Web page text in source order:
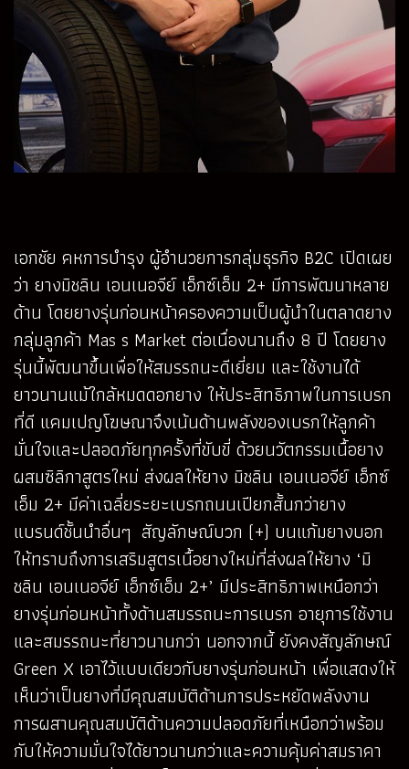
เอกชัย คหการบำรุง ผู้อำนวยการกลุ่มธุรกิจ B2C เปิดเผย
ว่า ยางมิชลิน เอนเนอจีย์ เอ็กซ์เอ็ม 2+ มีการพัฒนาหลาย
ด้าน โดยยางรุ่นก่อนหน้าครองความเป็นผู้นำในตลาดยาง
กลุ่มลูกค้า Mas s Market ต่อเนื่องนานถึง 8 ปี โดยยาง
รุ่นนี้พัฒนาขึ้นเพื่อให้สมรรถนะดีเยี่ยม และใช้งานได้
ยาวนานแม้ใกล้หมดดอกยาง ให้ประสิทธิภาพในการเบรก
ที่ดี แคมเปญโฆษณาจึงเน้นด้านพลังของเบรกให้ลูกค้า
มั่นใจและปลอดภัยทุกครั้งที่ขับขี่ ด้วยนวัตกรรมเนื้อยาง
ผสมซิลิกาสูตรใหม่ ส่งผลให้ยาง มิชลิน เอนเนอจีย์ เอ็กซ์
เอ็ม 2+ มีค่าเฉลี่ยระยะเบรกถนนเปียกสั้นกว่ายาง
แบรนด์ชั้นนำอื่นๆ สัญลักษณ์บวก (+) บนแก้มยางบอก
ให้ทราบถึงการเสริมสูตรเนื้อยางใหม่ที่ส่งผลให้ยาง ‘มิ
ชลิน เอนเนอจีย์ เอ็กซ์เอ็ม 2+’ มีประสิทธิภาพเหนือกว่า
ยางรุ่นก่อนหน้าทั้งด้านสมรรถนะการเบรก อายุการใช้งาน
และสมรรถนะที่ยาวนานกว่า นอกจากนี้ ยังคงสัญลักษณ์
Green X เอาไว้แบบเดียวกับยางรุ่นก่อนหน้า เพื่อแสดงให้
เห็นว่าเป็นยางที่มีคุณสมบัติด้านการประหยัดพลังงาน
การผสานคุณสมบัติด้านความปลอดภัยที่เหนือกว่าพร้อม
กับให้ความมั่นใจได้ยาวนานกว่าและความคุ้มค่าสมราคา